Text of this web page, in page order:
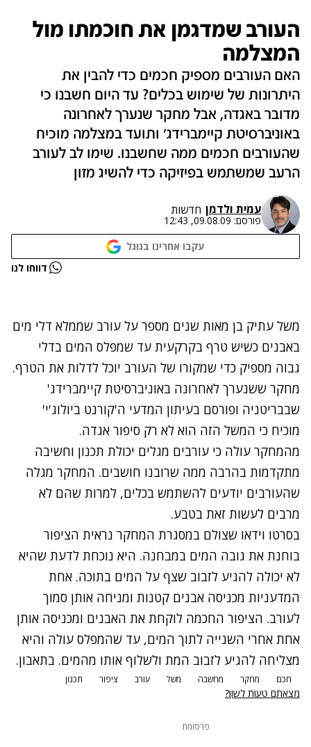
העורב שמדגמן את חוכמתו מול
המצלמה
האם העורבים מספיק חכמים כדי להבין את
היתרונות של שימוש בכלים? עד היום חשבנו כי
מדובר באגדה, אבל מחקר שנערך לאחרונה
באוניברסיטת קיימברידג' ותועד במצלמה מוכיח
שהעורבים חכמים ממה שחשבנו. שימו לב לעורב
הרעב שמשתמש בפיזיקה כדי להשיג מזון
עמית ולדמן חדשות
פורסם: 09.08.09, 12:43
עקבו אחרינו בגוגל
נתקלנו בבעיה דווחו לנו
משל עתיק בן מאות שנים מספר על עורב שממלא דלי מים
באבנים כשיש טרף בקרקעית עד שמפלס המים בדלי
גבוה מספיק כדי שמקורו של העורב יוכל לדלות את הטרף.
מחקר ששנערך לאחרונה באוניברסיטת קיימברידג'
שבבריטניה ופורסם בעיתון המדעי ה'קורנט ביולוג'י'
מוכיח כי המשל הזה הוא לא רק סיפור אגדה.
מהמחקר עולה כי עורבים מגלים יכולת תכנון וחשיבה
מתקדמות בהרבה ממה שרובנו חושבים. המחקר מגלה
שהעורבים יודעים להשתמש בכלים, למרות שהם לא
מרבים לעשות זאת בטבע.
בסרטו וידאו שצולם במסגרת המחקר נראית הציפור
בוחנת את גובה המים במבחנה. היא נוכחת לדעת שהיא
לא יכולה להגיע לזבוב שצף על המים בתוכה. אחת
המדעניות מכניסה אבנים קטנות ומניחה אותן סמוך
לעורב. הציפור החכמה לוקחת את האבנים ומכניסה אותן
אחת אחרי השנייה לתוך המים, עד שהמפלס עולה והיא
מצליחה להגיע לזבוב המת ולשלוף אותו מהמים. בתאבון.
חכם מחקר מחשבה משל עורב ציפור תכנון
מצאתם טעות לשון?
פרסומת